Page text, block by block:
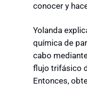
conocer y
Yolanda
química de
cabo
flujo trifásico
Entonces,